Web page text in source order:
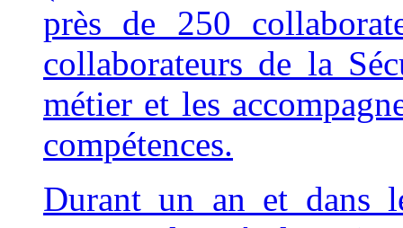
près de 250
collaborateurs de la
métier et les
compétences.
Durant un an et dans